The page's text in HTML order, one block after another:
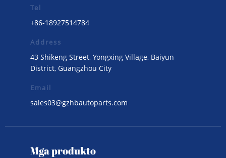
Tel
+86-18927514784
Address
43 Shikeng Street, Yongxing Village, Baiyun
District, Guangzhou City
Email
sales03@gzhbautoparts.com
Mga produkto